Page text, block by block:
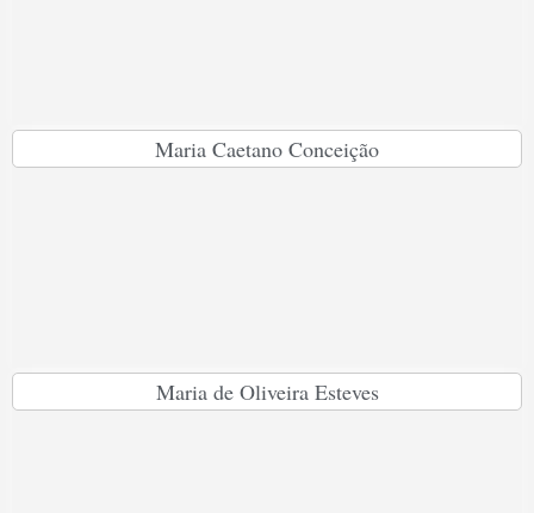
Maria Caetano Conceição
Maria de Oliveira Esteves